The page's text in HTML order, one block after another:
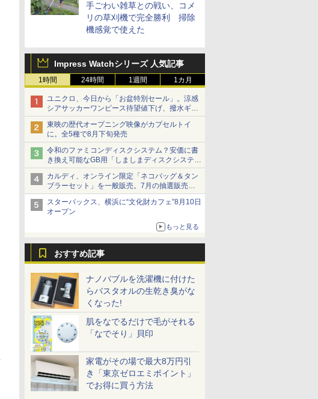
手ごわい雑草との戦い、コメ
リの草刈機で完全勝利 掃除
機感覚で使えた
Impress Watchシリーズ 人気記事
1時間 24時間 1週間 1カ月
ユニクロ、今日から「お盆特別セール」。涼感
シアサッカーワンピース待望値下げ、撥水ギア
ショーツは1990円に
東映の歴代オープニング映像がカプセルトイ
に。全5種で8月下旬発売
令和のファミコンディスクシステム？安価に書
き換え可能なGB用「しましまディスクシステ
ム」
カルディ、オンライン限定「ネコバッグ＆タン
ブラーセット」を一般販売。7月の抽選販売の
当選無効分
スターバックス、横浜に“文化財カフェ”8月10日
オープン
もっと見る
おすすめ記事
ナノバブルを洗濯機に付けた
らバスタオルの生乾き臭がな
くなった!
肌をなでるだけで毛がそれる
「なでそり」貝印
家電がその場で最大8万円引
き「東京ゼロエミポイント」
でお得に買う方法